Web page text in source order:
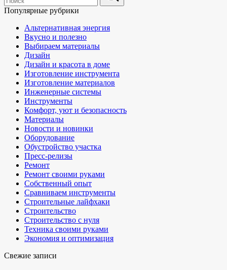
Популярные рубрики
Альтернативная энергия
Вкусно и полезно
Выбираем материалы
Дизайн
Дизайн и красота в доме
Изготовление инструмента
Изготовление материалов
Инженерные системы
Инструменты
Комфорт, уют и безопасность
Материалы
Новости и новинки
Оборудование
Обустройство участка
Пресс-релизы
Ремонт
Ремонт своими руками
Собственный опыт
Сравниваем инструменты
Строительные лайфхаки
Строительство
Строительство с нуля
Техника своими руками
Экономия и оптимизация
Свежие записи